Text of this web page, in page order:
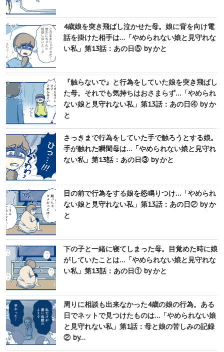
4歳娘を突き飛ばし泣かせた母。娘に背を向け電
話を掛けた相手は…「やめられない娘と見守れな
い私」第13話：あの日⑤ by かと
『触らないで』と行為をしていた娘を突き飛ばし
た母。それでも気持ちはおさまらず…「やめられ
ない娘と見守れない私」第13話：あの日④ by か
と
さっきまで行為をしていた手で触ろうとする娘。
手が触れた瞬間母は…「やめられない娘と見守れ
ない私」第13話：あの日③ by かと
目の前で行為をする娘を怒鳴りつけ…「やめられ
ない娘と見守れない私」第13話：あの日② by か
と
下の子と一緒に寝てしまった母。目覚めた時に娘
がしていたことは…「やめられない娘と見守れな
い私」第13話：あの日① by かと
周りに相談も出来なかった4歳の娘の行為。ある
日でネットで見つけたものは…「やめられない娘
と見守れない私」第1話：母と娘の苦しみの記録
② by…